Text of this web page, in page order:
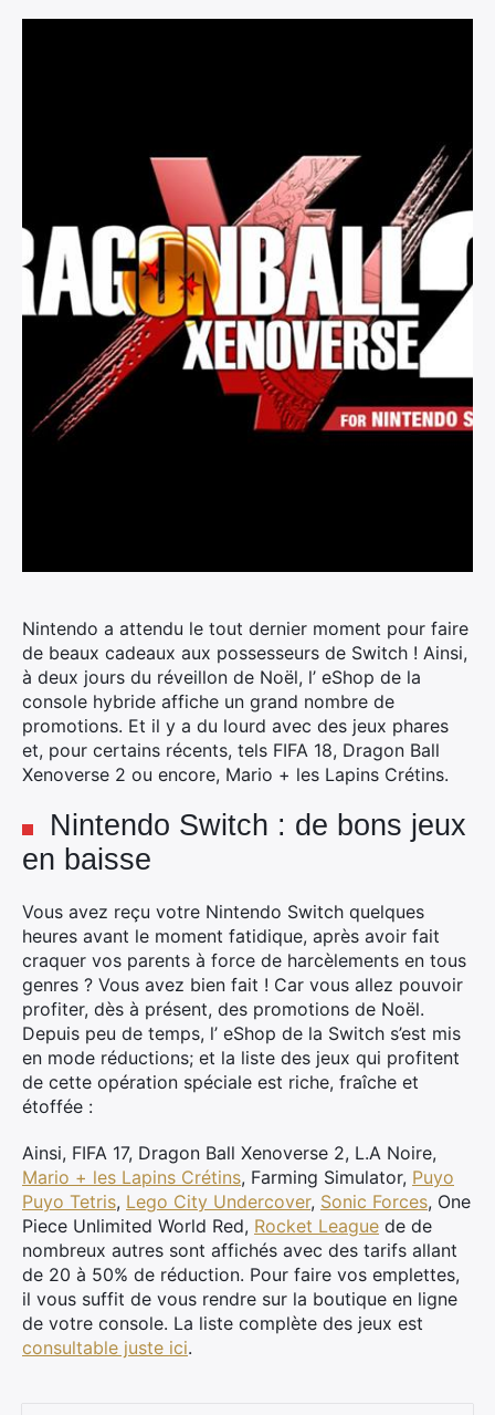
Nintendo a attendu le tout dernier moment pour faire
de beaux cadeaux aux possesseurs de Switch ! Ainsi,
à deux jours du réveillon de Noël, l’ eShop de la
console hybride affiche un grand nombre de
promotions. Et il y a du lourd avec des jeux phares
et, pour certains récents, tels FIFA 18, Dragon Ball
Xenoverse 2 ou encore, Mario + les Lapins Crétins.
Nintendo Switch : de bons jeux
en baisse
Vous avez reçu votre Nintendo Switch quelques
heures avant le moment fatidique, après avoir fait
craquer vos parents à force de harcèlements en tous
genres ? Vous avez bien fait ! Car vous allez pouvoir
profiter, dès à présent, des promotions de Noël.
Depuis peu de temps, l’ eShop de la Switch s’est mis
en mode réductions; et la liste des jeux qui profitent
de cette opération spéciale est riche, fraîche et
étoffée :
Ainsi, FIFA 17, Dragon Ball Xenoverse 2, L.A Noire,
Mario + les Lapins Crétins, Farming Simulator, Puyo
Puyo Tetris, Lego City Undercover, Sonic Forces, One
Piece Unlimited World Red, Rocket League de de
nombreux autres sont affichés avec des tarifs allant
de 20 à 50% de réduction. Pour faire vos emplettes,
il vous suffit de vous rendre sur la boutique en ligne
de votre console. La liste complète des jeux est
consultable juste ici.